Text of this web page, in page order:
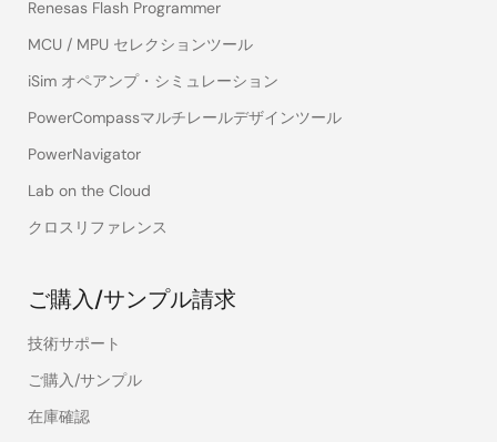
Renesas Flash Programmer
MCU / MPU セレクションツール
iSim オペアンプ・シミュレーション
PowerCompassマルチレールデザインツール
PowerNavigator
Lab on the Cloud
クロスリファレンス
ご購入/サンプル請求
技術サポート
ご購入/サンプル
在庫確認